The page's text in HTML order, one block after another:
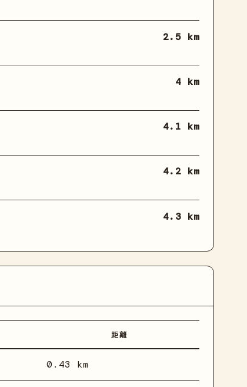
2.5 km
4 km
4.1 km
4.2 km
4.3 km
距離
0.43 km